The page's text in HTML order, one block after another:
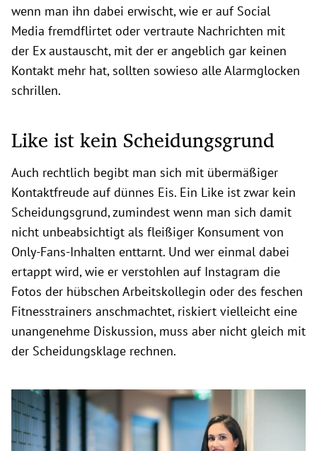
wenn man ihn dabei erwischt, wie er auf Social
Media fremdflirtet oder vertraute Nachrichten mit
der Ex austauscht, mit der er angeblich gar keinen
Kontakt mehr hat, sollten sowieso alle Alarmglocken
schrillen.
Like ist kein Scheidungsgrund
Auch rechtlich begibt man sich mit übermäßiger
Kontaktfreude auf dünnes Eis. Ein Like ist zwar kein
Scheidungsgrund, zumindest wenn man sich damit
nicht unbeabsichtigt als fleißiger Konsument von
Only-Fans-Inhalten enttarnt. Und wer einmal dabei
ertappt wird, wie er verstohlen auf Instagram die
Fotos der hübschen Arbeitskollegin oder des feschen
Fitnesstrainers anschmachtet, riskiert vielleicht eine
unangenehme Diskussion, muss aber nicht gleich mit
der Scheidungsklage rechnen.